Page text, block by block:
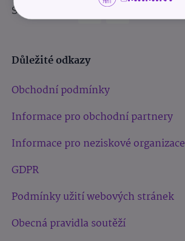
Sledujte nás:
Důležité odkazy
Obchodní podmínky
Informace pro obchodní partnery
Informace pro neziskové organizace
GDPR
Podmínky užití webových stránek
Obecná pravidla soutěží